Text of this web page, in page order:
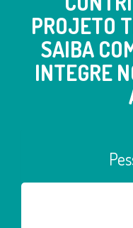
PROJETO
SAIBA
INTEGRE